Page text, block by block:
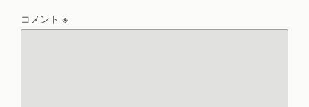
コメント ※